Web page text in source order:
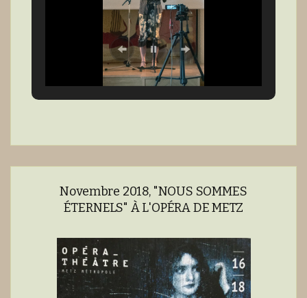
Novembre 2018, "NOUS SOMMES
ÉTERNELS" À L'OPÉRA DE METZ